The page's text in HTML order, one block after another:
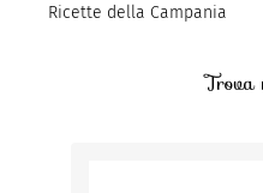
Ricette della Campania
Trova